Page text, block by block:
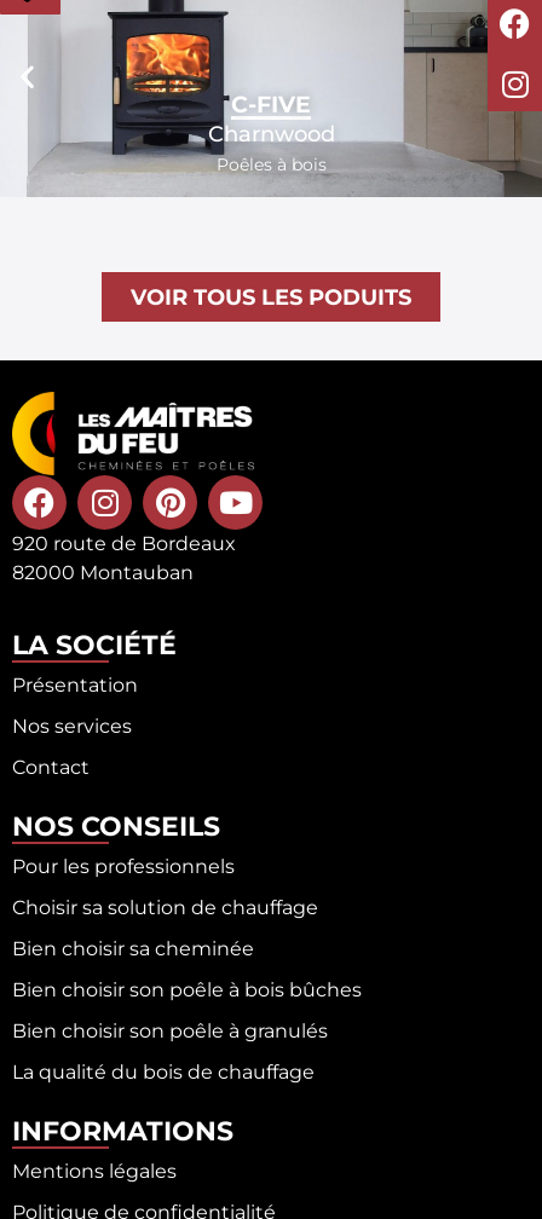
C-FIVE
Charnwood
Poêles à bois
VOIR TOUS LES PODUITS
920 route de Bordeaux
82000 Montauban
LA SOCIÉTÉ
Présentation
Nos services
Contact
NOS CONSEILS
Pour les professionnels
Choisir sa solution de chauffage
Bien choisir sa cheminée
Bien choisir son poêle à bois bûches
Bien choisir son poêle à granulés
La qualité du bois de chauffage
INFORMATIONS
Mentions légales
Politique de confidentialité